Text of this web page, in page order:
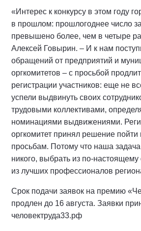
«Интерес к конкурсу в этом году
в прошлом: прошлогоднее число
превышено более, чем в четыре
Алексей Говырин. – И к нам
обращений от предприятий и
оргкомитетов – с просьбой
регистрации участников: еще не
успели выдвинуть своих
трудовыми коллективами,
номинациями выдвижениями.
оргкомитет принял решение пойти
просьбам. Потому что наша задача
никого, выбрать из по-
из лучших профессионалов
Срок подачи заявок на премию
продлен до 16 августа. Заявки
человектруда33.рф